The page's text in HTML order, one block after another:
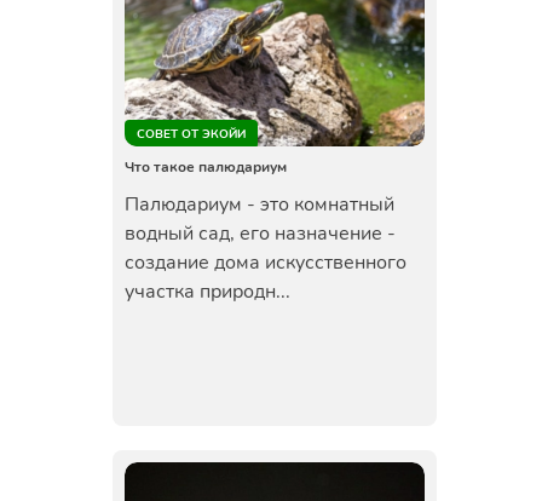
СОВЕТ ОТ ЭКОЙИ
Что такое палюдариум
Палюдариум - это комнатный
водный сад, его назначение -
создание дома искусственного
участка природн...